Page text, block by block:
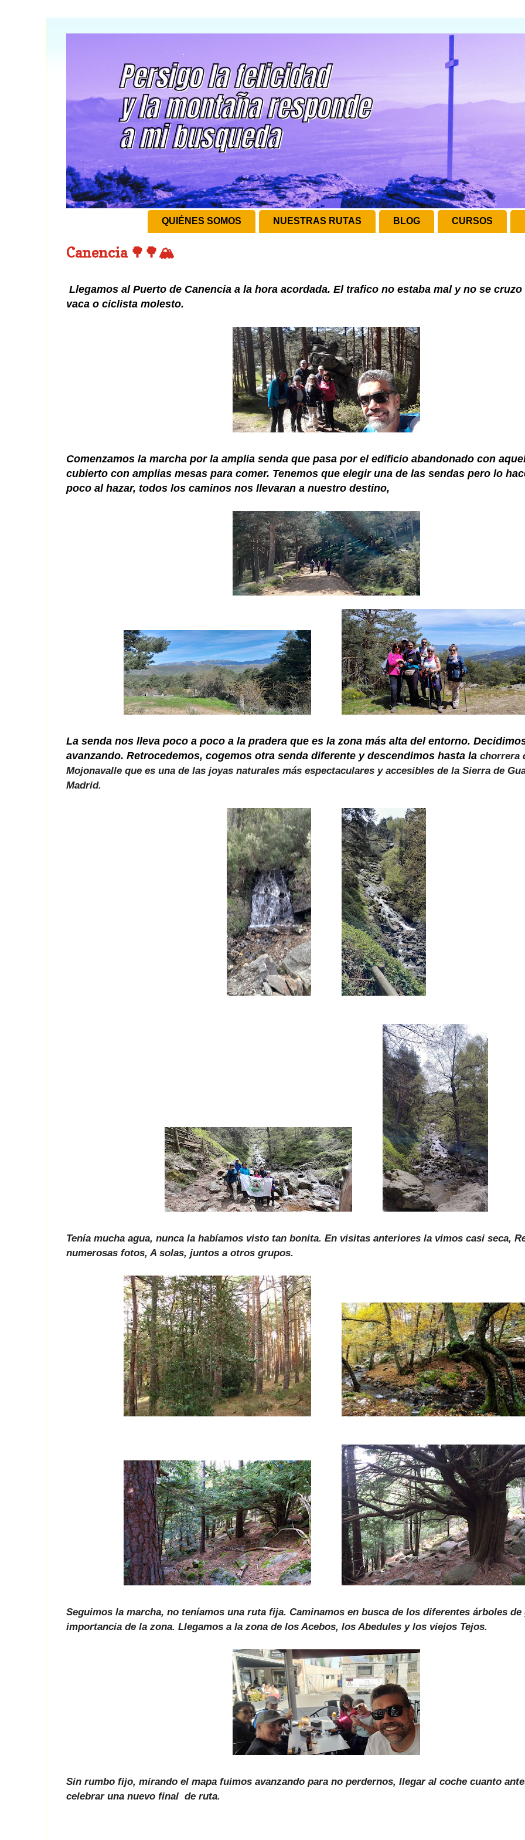
QUIÉNES SOMOS NUESTRAS RUTAS BLOG CURSOS
Canencia 🌳🌳🏔️
Llegamos al Puerto de Canencia a la hora acordada. El trafico no estaba mal y no se
vaca o ciclista molesto.
Comenzamos la marcha por la amplia senda que pasa por el edificio abandonado con
cubierto con amplias mesas para comer. Tenemos que elegir una de las sendas pero lo
poco al hazar, todos los caminos nos llevaran a nuestro destino,
La senda nos lleva poco a poco a la pradera que es la zona más alta del entorno.
avanzando. Retrocedemos, cogemos otra senda diferente y descendimos hasta la chorrera
Mojonavalle que es una de las joyas naturales más espectaculares y accesibles de la Sierra de
Madrid.
Tenía mucha agua, nunca la habíamos visto tan bonita. En visitas anteriores la vimos casi seca,
numerosas fotos, A solas, juntos a otros grupos.
Seguimos la marcha, no teníamos una ruta fija. Caminamos en busca de los diferentes árboles de
importancia de la zona. Llegamos a la zona de los Acebos, los Abedules y los viejos Tejos.
Sin rumbo fijo, mirando el mapa fuimos avanzando para no perdernos, llegar al coche cuanto
celebrar una nuevo final de ruta.